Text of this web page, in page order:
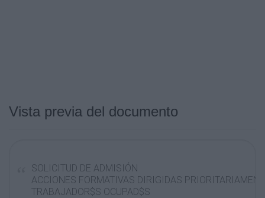
Vista previa del documento
SOLICITUD DE ADMISIÓN
ACCIONES FORMATIVAS DIRIGIDAS
TRABAJADOR$S OCUPAD$S